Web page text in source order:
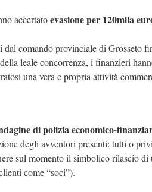
accertatoevasione per 120mila
dal comando provinciale di Grosseto
leale concorrenza, i finanzieri
una vera e propria attività
di polizia economico-
degli avventori presenti: tutti o
sul momento il simbolico rilascio di
come “soci”).